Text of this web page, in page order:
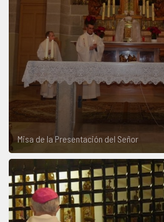
Misa de la Presentación del Señor